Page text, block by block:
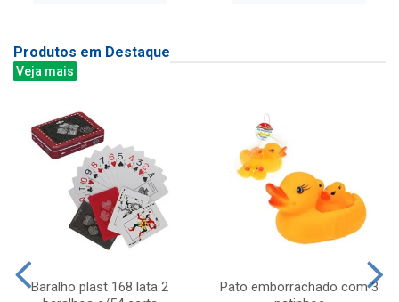
Produtos em Destaque
Veja mais
Baralho plast 168 lata 2
Pato emborrachado com 3